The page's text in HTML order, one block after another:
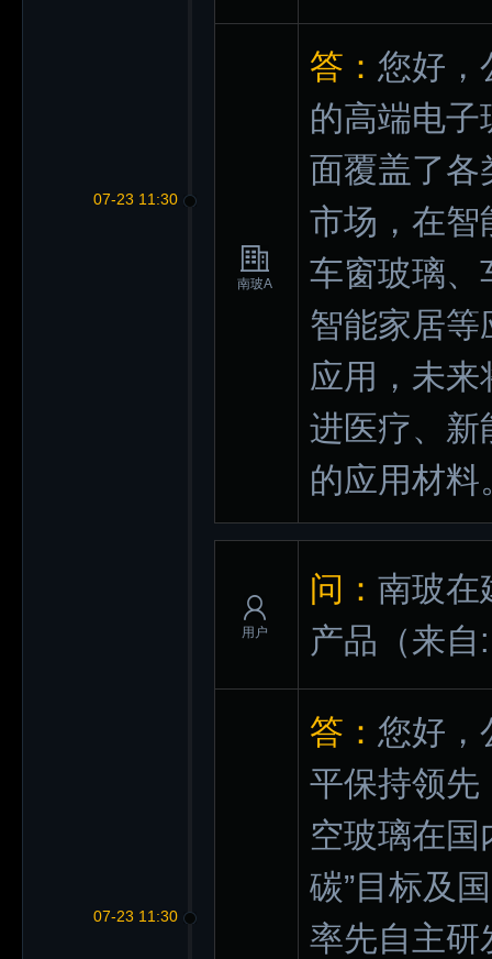
07-23 11:30
南玻A
答： 您好，
的高端电
面覆盖了各
市场，在智
车窗玻璃、
智能家居等
应用，未
进医疗、新
的应用材
07-23 11:30
用户
问： 南玻在
产品 （来
答： 您好，
平保持领先
空玻璃在国
碳”目标及
率先自主研